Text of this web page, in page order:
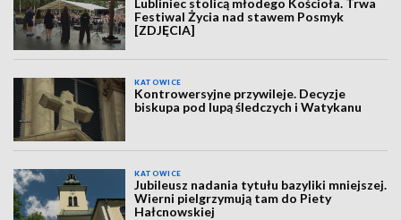
Lubliniec stolicą młodego Kościoła. Trwa
Festiwal Życia nad stawem Posmyk
[ZDJĘCIA]
KATOWICE
Kontrowersyjne przywileje. Decyzje
biskupa pod lupą śledczych i Watykanu
KATOWICE
Jubileusz nadania tytułu bazyliki mniejszej.
Wierni pielgrzymują tam do Piety
Hałcnowskiej